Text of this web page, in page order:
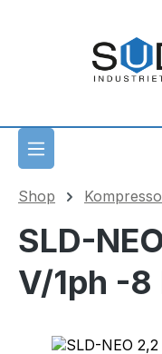
Shop
SLD-
V/1ph -
Bildergalerie